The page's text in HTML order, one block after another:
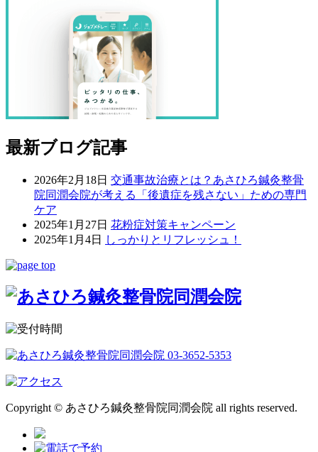
最新ブログ記事
2026年2月18日 交通事故治療とは？あさひろ鍼灸整骨
院同潤会院が考える「後遺症を残さない」ための専門
ケア
2025年1月27日 花粉症対策キャンペーン
2025年1月4日
しっかりとリフレッシュ！
Copyright © あさひろ鍼灸整骨院同潤会院 all rights reserved.